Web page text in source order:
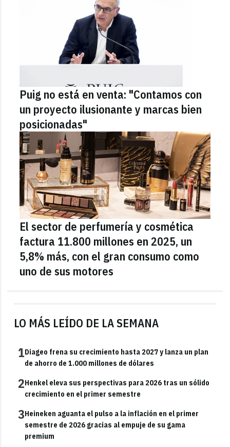
LO MÁS LEÍDO DE LA SEMANA
1Diageo frena su crecimiento hasta 2027 y lanza un plan
de ahorro de 1.000 millones de dólares
2Henkel eleva sus perspectivas para 2026 tras un sólido
crecimiento en el primer semestre
3Heineken aguanta el pulso a la inflación en el primer
semestre de 2026 gracias al empuje de su gama
premium
Puig no está en venta: "Contamos con
un proyecto ilusionante y marcas bien
posicionadas"
El sector de perfumería y cosmética
factura 11.800 millones en 2025, un
5,8% más, con el gran consumo como
uno de sus motores